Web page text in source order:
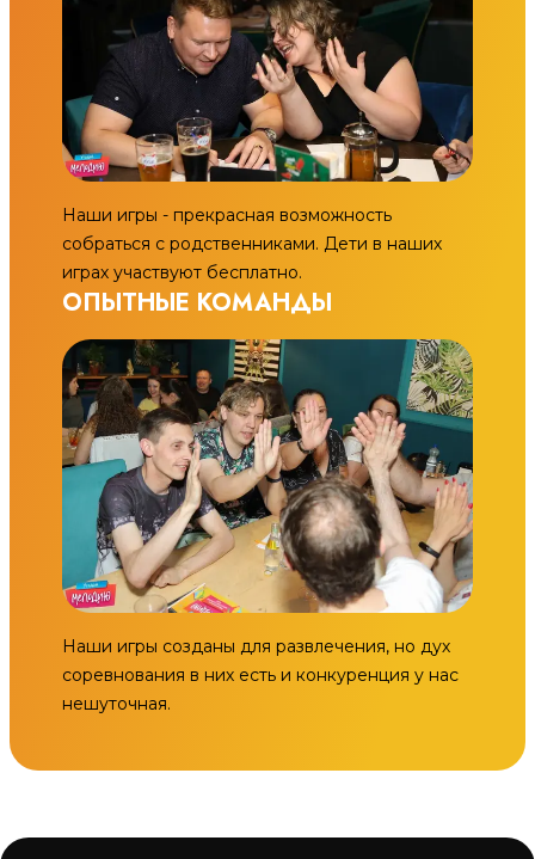
Наши игры - прекрасная возможность
собраться с родственниками. Дети в наших
играх участвуют бесплатно.
ОПЫТНЫЕ КОМАНДЫ
Наши игры созданы для развлечения, но дух
соревнования в них есть и конкуренция у нас
нешуточная.